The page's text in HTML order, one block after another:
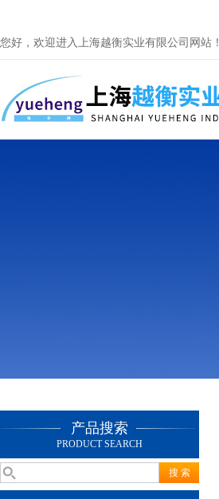
您好，欢迎进入上海越衡实业有限公司网站！
产品搜索
PRODUCT SEARCH